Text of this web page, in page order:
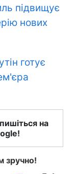
підвищує
нових
готує
на
зручно!